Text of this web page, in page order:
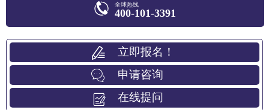
全球热线
400-101-3391
立即报名！
申请咨询
在线提问